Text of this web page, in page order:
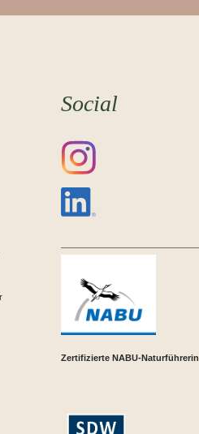
Social
Zertifizierte NABU-Naturführerin